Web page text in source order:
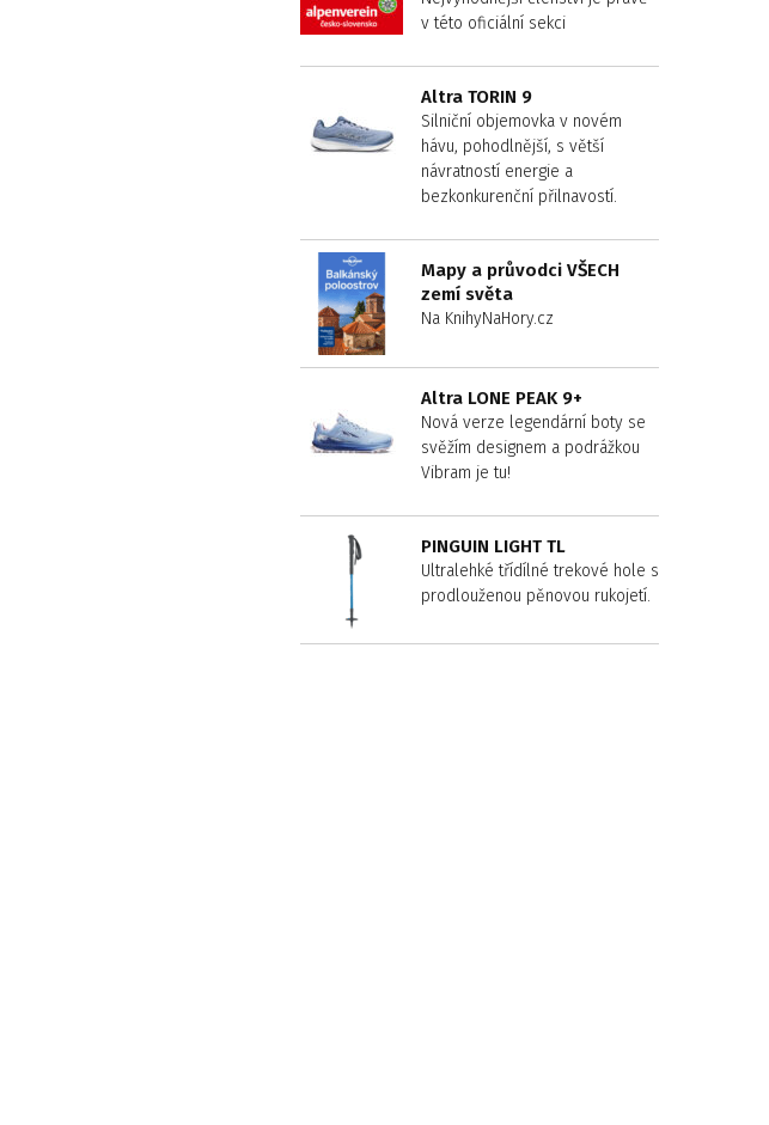
v této oficiální sekci
Altra TORIN 9
Silniční objemovka v novém
hávu, pohodlnější, s větší
návratností energie a
bezkonkurenční přilnavostí.
Mapy a průvodci VŠECH
zemí světa
Na KnihyNaHory.cz
Altra LONE PEAK 9+
Nová verze legendární boty se
svěžím designem a podrážkou
Vibram je tu!
PINGUIN LIGHT TL
Ultralehké třídílné trekové hole s
prodlouženou pěnovou rukojetí.